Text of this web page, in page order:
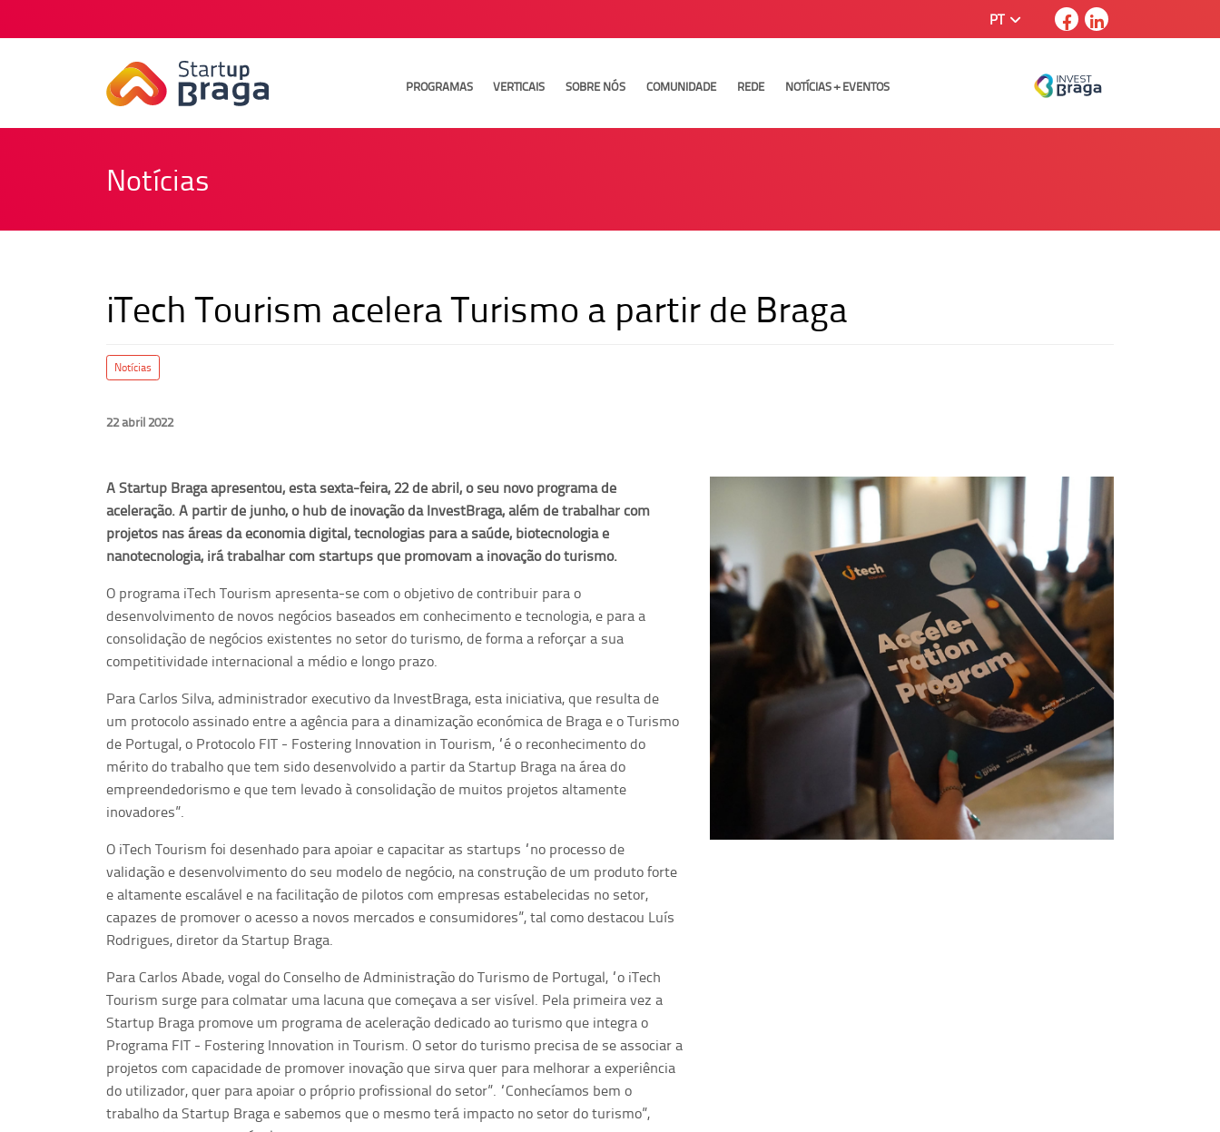
PT
PROGRAMAS VERTICAIS SOBRE NÓS COMUNIDADE REDE NOTÍCIAS + EVENTOS
Notícias
iTech Tourism acelera Turismo a partir de Braga
Notícias
22 abril 2022
A Startup Braga apresentou, esta sexta-feira, 22 de abril, o seu novo programa de
aceleração. A partir de junho, o hub de inovação da InvestBraga, além de trabalhar com
projetos nas áreas da economia digital, tecnologias para a saúde, biotecnologia e
nanotecnologia, irá trabalhar com startups que promovam a inovação do turismo.
O programa iTech Tourism apresenta-se com o objetivo de contribuir para o
desenvolvimento de novos negócios baseados em conhecimento e tecnologia, e para a
consolidação de negócios existentes no setor do turismo, de forma a reforçar a sua
competitividade internacional a médio e longo prazo.
Para Carlos Silva, administrador executivo da InvestBraga, esta iniciativa, que resulta de
um protocolo assinado entre a agência para a dinamização económica de Braga e o Turismo
de Portugal, o Protocolo FIT - Fostering Innovation in Tourism, “é o reconhecimento do
mérito do trabalho que tem sido desenvolvido a partir da Startup Braga na área do
empreendedorismo e que tem levado à consolidação de muitos projetos altamente
inovadores”.
O iTech Tourism foi desenhado para apoiar e capacitar as startups “no processo de
validação e desenvolvimento do seu modelo de negócio, na construção de um produto forte
e altamente escalável e na facilitação de pilotos com empresas estabelecidas no setor,
capazes de promover o acesso a novos mercados e consumidores”, tal como destacou Luís
Rodrigues, diretor da Startup Braga.
Para Carlos Abade, vogal do Conselho de Administração do Turismo de Portugal, “o iTech
Tourism surge para colmatar uma lacuna que começava a ser visível. Pela primeira vez a
Startup Braga promove um programa de aceleração dedicado ao turismo que integra o
Programa FIT - Fostering Innovation in Tourism. O setor do turismo precisa de se associar a
projetos com capacidade de promover inovação que sirva quer para melhorar a experiência
do utilizador, quer para apoiar o próprio profissional do setor”. “Conhecíamos bem o
trabalho da Startup Braga e sabemos que o mesmo terá impacto no setor do turismo”,